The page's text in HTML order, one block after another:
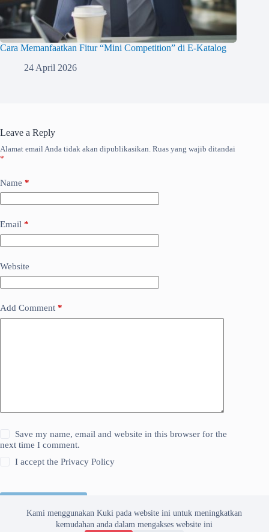
Kami menggunakan Kuki pada website ini untuk meningkatkan
kemudahan anda dalam mengakses website ini
Cara Memanfaatkan Fitur “Mini Competition” di E-Katalog
24 April 2026
Leave a Reply
Alamat email Anda tidak akan dipublikasikan. Ruas yang wajib ditandai
*
Name *
Email *
Website
Add Comment *
Save my name, email and website in this browser for the
next time I comment.
I accept thePrivacy Policy